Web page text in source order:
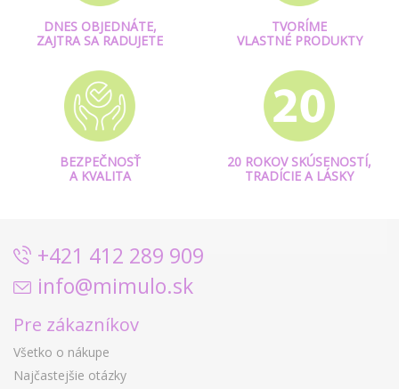
DNES OBJEDNÁTE,
ZAJTRA SA RADUJETE
TVORÍME
VLASTNÉ PRODUKTY
BEZPEČNOSŤ
A KVALITA
20 ROKOV SKÚSENOSTÍ,
TRADÍCIE A LÁSKY
+421 412 289 909
info@mimulo.sk
Pre zákazníkov
Všetko o nákupe
Najčastejšie otázky